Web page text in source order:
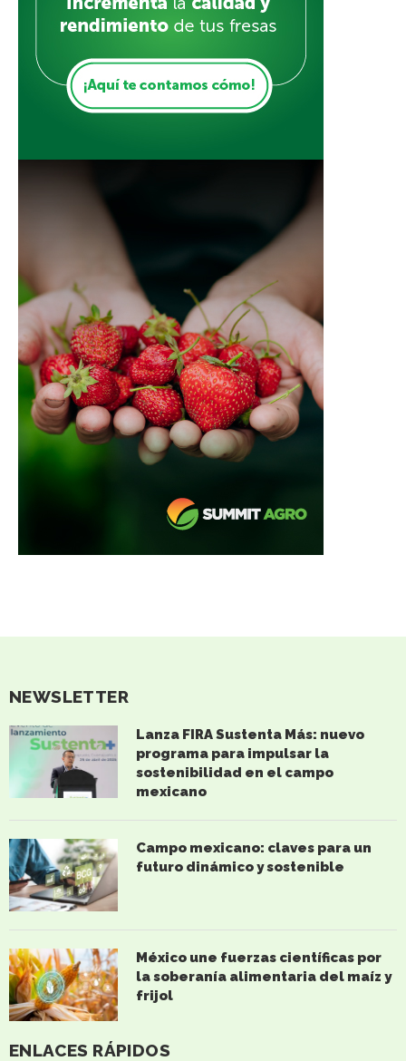
ENLACES RÁPIDOS
NEWSLETTER
Lanza FIRA Sustenta Más: nuevo
programa para impulsar la
sostenibilidad en el campo
mexicano
Campo mexicano: claves para un
futuro dinámico y sostenible
México une fuerzas científicas por
la soberanía alimentaria del maíz y
frijol